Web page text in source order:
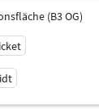
(B3 OG)